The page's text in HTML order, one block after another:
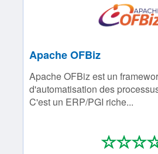
Apache OFBiz
Apache OFBiz est un
d'automatisation des
C'est un ERP/PGI riche...
**